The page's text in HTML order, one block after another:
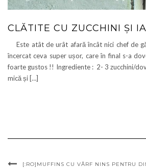
CLĂTITE CU ZUCCHINI ȘI
Este atât de urât afară încât nici chef de
încercat ceva super ușor, care în final s-a
foarte gustos !! Ingrediente : 2- 3 zucchini/
mică și […]
[:RO]MUFFINS CU VÂRF NINS PENTRU